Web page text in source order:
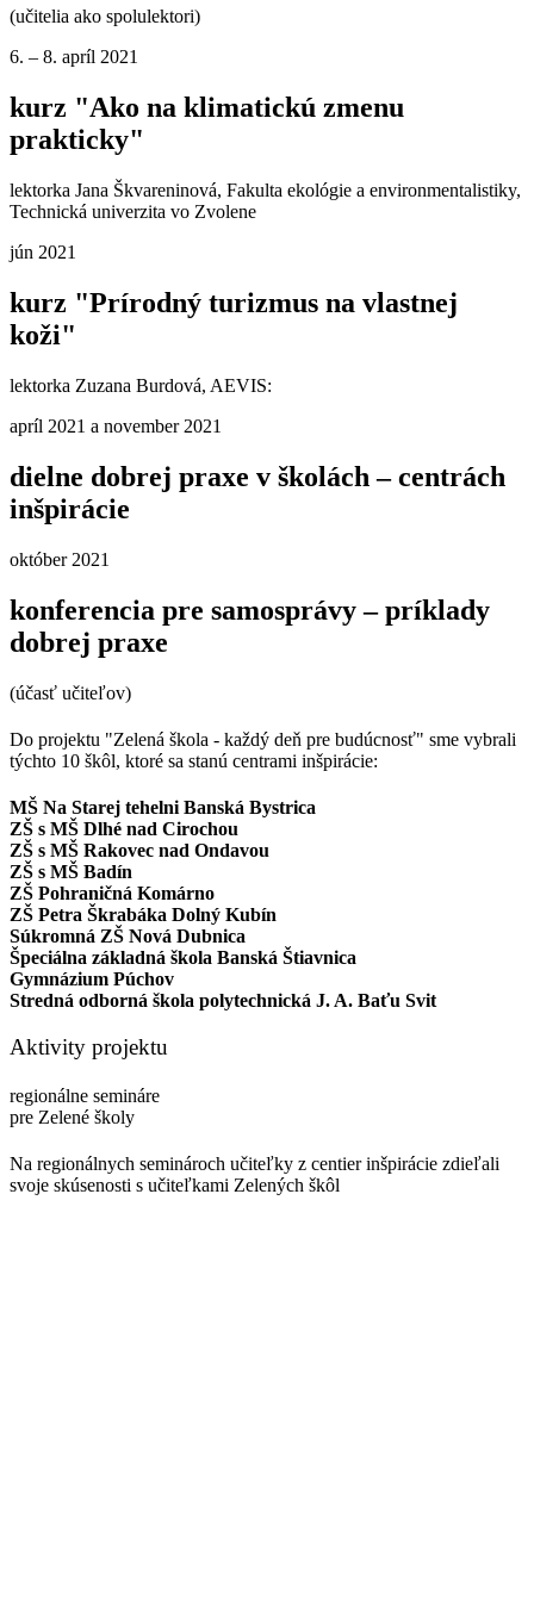
(učitelia ako spolulektori)
6. – 8. apríl 2021
kurz "Ako na klimatickú zmenu
prakticky"
lektorka Jana Škvareninová, Fakulta ekológie a environmentalistiky,
Technická univerzita vo Zvolene
jún 2021
kurz "Prírodný turizmus na vlastnej
koži"
lektorka Zuzana Burdová, AEVIS:
apríl 2021 a november 2021
dielne dobrej praxe v školách – centrách
inšpirácie
október 2021
konferencia pre samosprávy – príklady
dobrej praxe
(účasť učiteľov)
Do projektu "Zelená škola - každý deň pre budúcnosť" sme vybrali
týchto 10 škôl, ktoré sa stanú centrami inšpirácie:
MŠ Na Starej tehelni Banská Bystrica
ZŠ s MŠ Dlhé nad Cirochou
ZŠ s MŠ Rakovec nad Ondavou
ZŠ s MŠ Badín
ZŠ Pohraničná Komárno
ZŠ Petra Škrabáka Dolný Kubín
Súkromná ZŠ Nová Dubnica
Špeciálna základná škola Banská Štiavnica
Gymnázium Púchov
Stredná odborná škola polytechnická J. A. Baťu Svit
Aktivity projektu
regionálne semináre
pre Zelené školy
Na regionálnych seminároch učiteľky z centier inšpirácie zdieľali
svoje skúsenosti s učiteľkami Zelených škôl